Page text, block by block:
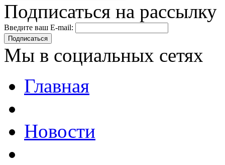
Подписаться на рассылку
Введите ваш E-mail:
Подписаться
Мы в социальных сетях
Главная
Новости